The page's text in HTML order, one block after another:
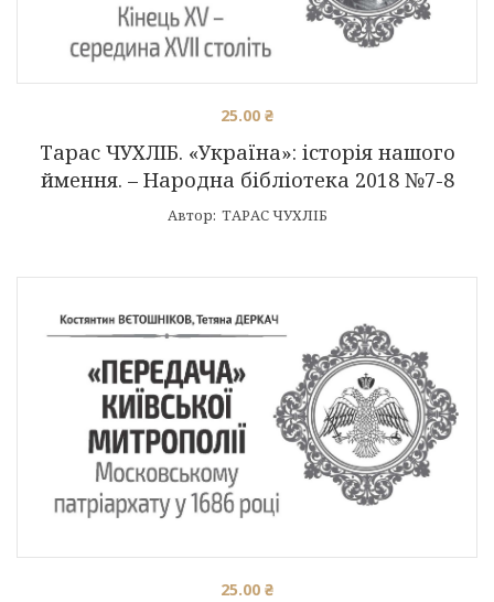
Тарас ЧУХЛІБ. «Україна»: історія нашого
ймення. – Народна бібліотека 2018 №7-8
25.00 ₴
Автор: ТАРАС ЧУХЛІБ
25.00 ₴